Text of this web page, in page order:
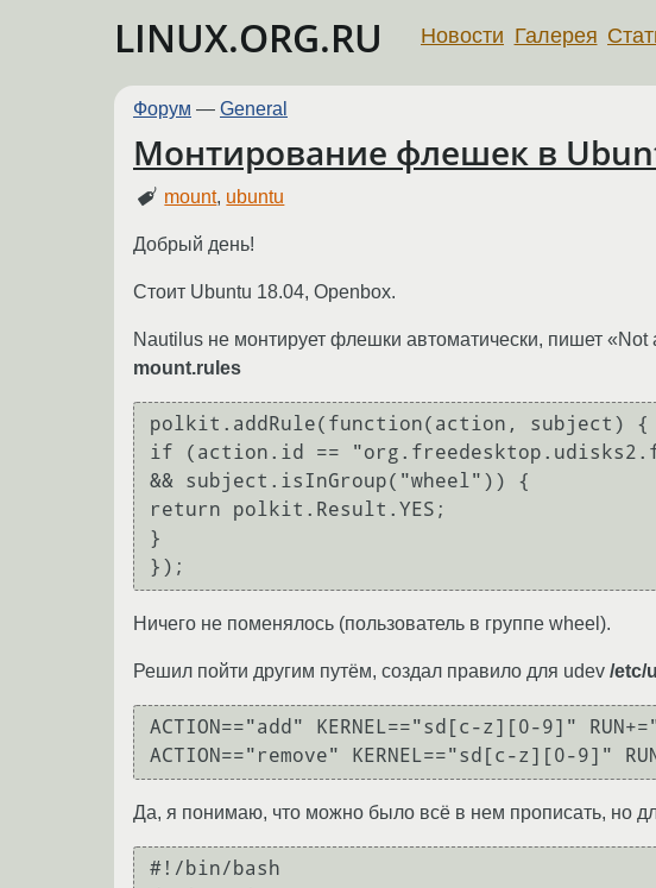
LINUX.ORG.RU Новости Галерея
Форум — General
Монтирование флешек в
mount, ubuntu
Добрый день!
Стоит Ubuntu 18.04, Openbox.
Nautilus не монтирует флешки автоматически, пишет
mount.rules
polkit.addRule(function(action, subject) {
if (action.id ==
&& subject.isInGroup("wheel")) {
return polkit.Result.YES;
}
Ничего не поменялось (пользователь в группе wheel).
Решил пойти другим путём, создал правило для udev /etc/
ACTION=="add" KERNEL=="sd[c-z][0-9]"
Да, я понимаю, что можно было всё в нем прописать, но
#!/bin/bash